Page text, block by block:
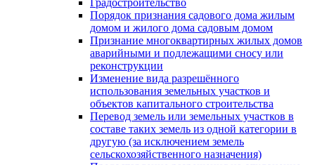
Градостроительство
Порядок признания садового дома жилым
домом и жилого дома садовым домом
Признание многоквартирных жилых домов
аварийными и подлежащими сносу или
реконструкции
Изменение вида разрешённого
использования земельных участков и
объектов капитального строительства
Перевод земель или земельных участков в
составе таких земель из одной категории в
другую (за исключением земель
сельскохозяйственного назначения)